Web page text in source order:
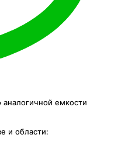
аналогичной емкости
и области: